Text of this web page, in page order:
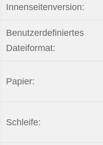
Innenseitenversion:
Benutzerdefiniertes
Dateiformat:
Papier:
Schleife: